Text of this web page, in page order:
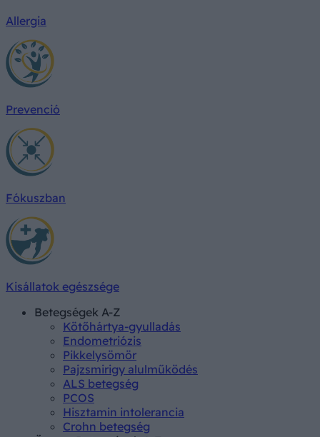
Allergia
Prevenció
Fókuszban
Kisállatok egészsége
Betegségek A-Z
Kötőhártya-gyulladás
Endometriózis
Pikkelysömör
Pajzsmirigy alulműködés
ALS betegség
PCOS
Hisztamin intolerancia
Crohn betegség